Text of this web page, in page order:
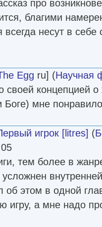
про
благими
всегда несут в
Egg ru] (Научная
своей концепцией
мне
игрок [litres] (
тем более в
об этом в одной
игру, а мне надо